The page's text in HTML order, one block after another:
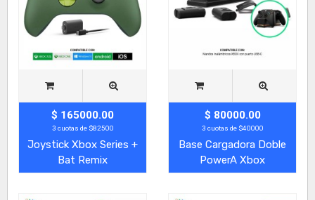
$ 165000.00
3 cuotas de $82500
Joystick Xbox Series +
Bat Remix
$ 80000.00
3 cuotas de $40000
Base Cargadora Doble
PowerA Xbox